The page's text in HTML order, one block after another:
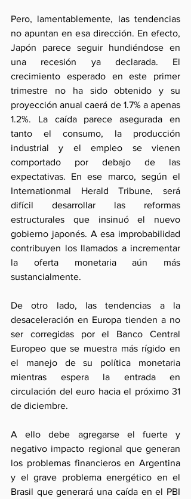
Pero, lamentablemente, las tendencias
no apuntan en esa dirección. En efecto,
Japón parece seguir hundiéndose en
una recesión ya declarada. El
crecimiento esperado en este primer
trimestre no ha sido obtenido y su
proyección anual caerá de 1.7% a apenas
1.2%. La caída parece asegurada en
tanto el consumo, la producción
industrial y el empleo se vienen
comportado por debajo de las
expectativas. En ese marco, según el
Internationmal Herald Tribune, será
difícil desarrollar las reformas
estructurales que insinuó el nuevo
gobierno japonés. A esa improbabilidad
contribuyen los llamados a incrementar
la oferta monetaria aún más
sustancialmente.
De otro lado, las tendencias a la
desaceleración en Europa tienden a no
ser corregidas por el Banco Central
Europeo que se muestra más rígido en
el manejo de su política monetaria
mientras espera la entrada en
circulación del euro hacia el próximo 31
de diciembre.
A ello debe agregarse el fuerte y
negativo impacto regional que generan
los problemas financieros en Argentina
y el grave problema energético en el
Brasil que generará una caída en el PBI